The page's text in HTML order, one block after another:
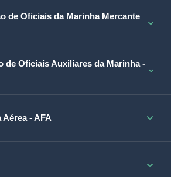
de Oficiais da Marinha Mercante
de Oficiais Auxiliares da Marinha -
- AFA